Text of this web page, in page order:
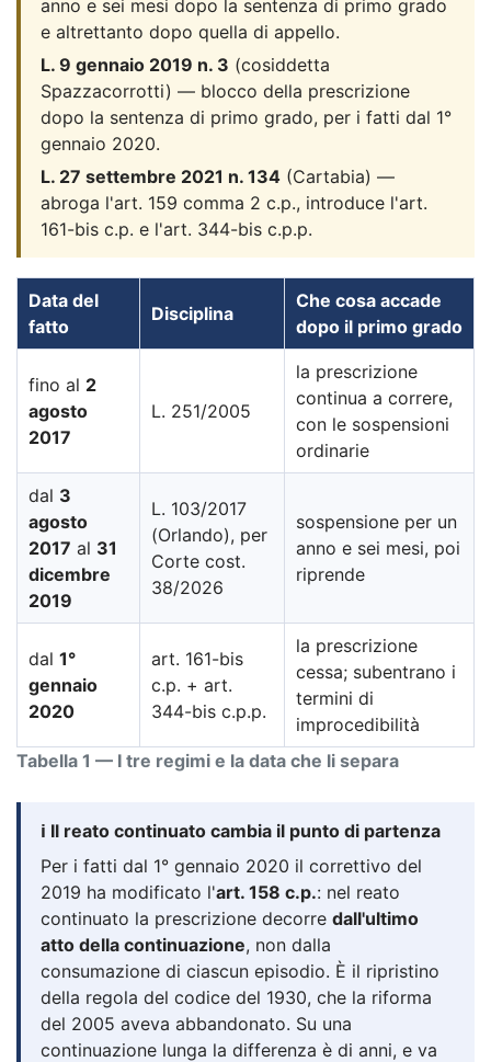
anno e sei mesi dopo la sentenza di primo grado
e altrettanto dopo quella di appello.
L. 9 gennaio 2019 n. 3 (cosiddetta
Spazzacorrotti) — blocco della prescrizione
dopo la sentenza di primo grado, per i fatti dal 1°
gennaio 2020.
L. 27 settembre 2021 n. 134 (Cartabia) —
abroga l'art. 159 comma 2 c.p., introduce l'art.
161-bis c.p. e l'art. 344-bis c.p.p.
Tabella 1 — I tre regimi e la data che li separa
Data del
fatto
Disciplina
Che cosa accade
dopo il primo grado
fino al 2
agosto
2017
L. 251/2005
la prescrizione
continua a correre,
con le sospensioni
ordinarie
dal 3
agosto
2017 al 31
dicembre
2019
L. 103/2017
(Orlando), per
Corte cost.
38/2026
sospensione per un
anno e sei mesi, poi
riprende
dal 1°
gennaio
2020
art. 161-bis
c.p. + art.
344-bis c.p.p.
la prescrizione
cessa; subentrano i
termini di
improcedibilità
ℹ️ Il reato continuato cambia il punto di partenza
Per i fatti dal 1° gennaio 2020 il correttivo del
2019 ha modificato l'art. 158 c.p.: nel reato
continuato la prescrizione decorre dall'ultimo
atto della continuazione, non dalla
consumazione di ciascun episodio. È il ripristino
della regola del codice del 1930, che la riforma
del 2005 aveva abbandonato. Su una
continuazione lunga la differenza è di anni, e va